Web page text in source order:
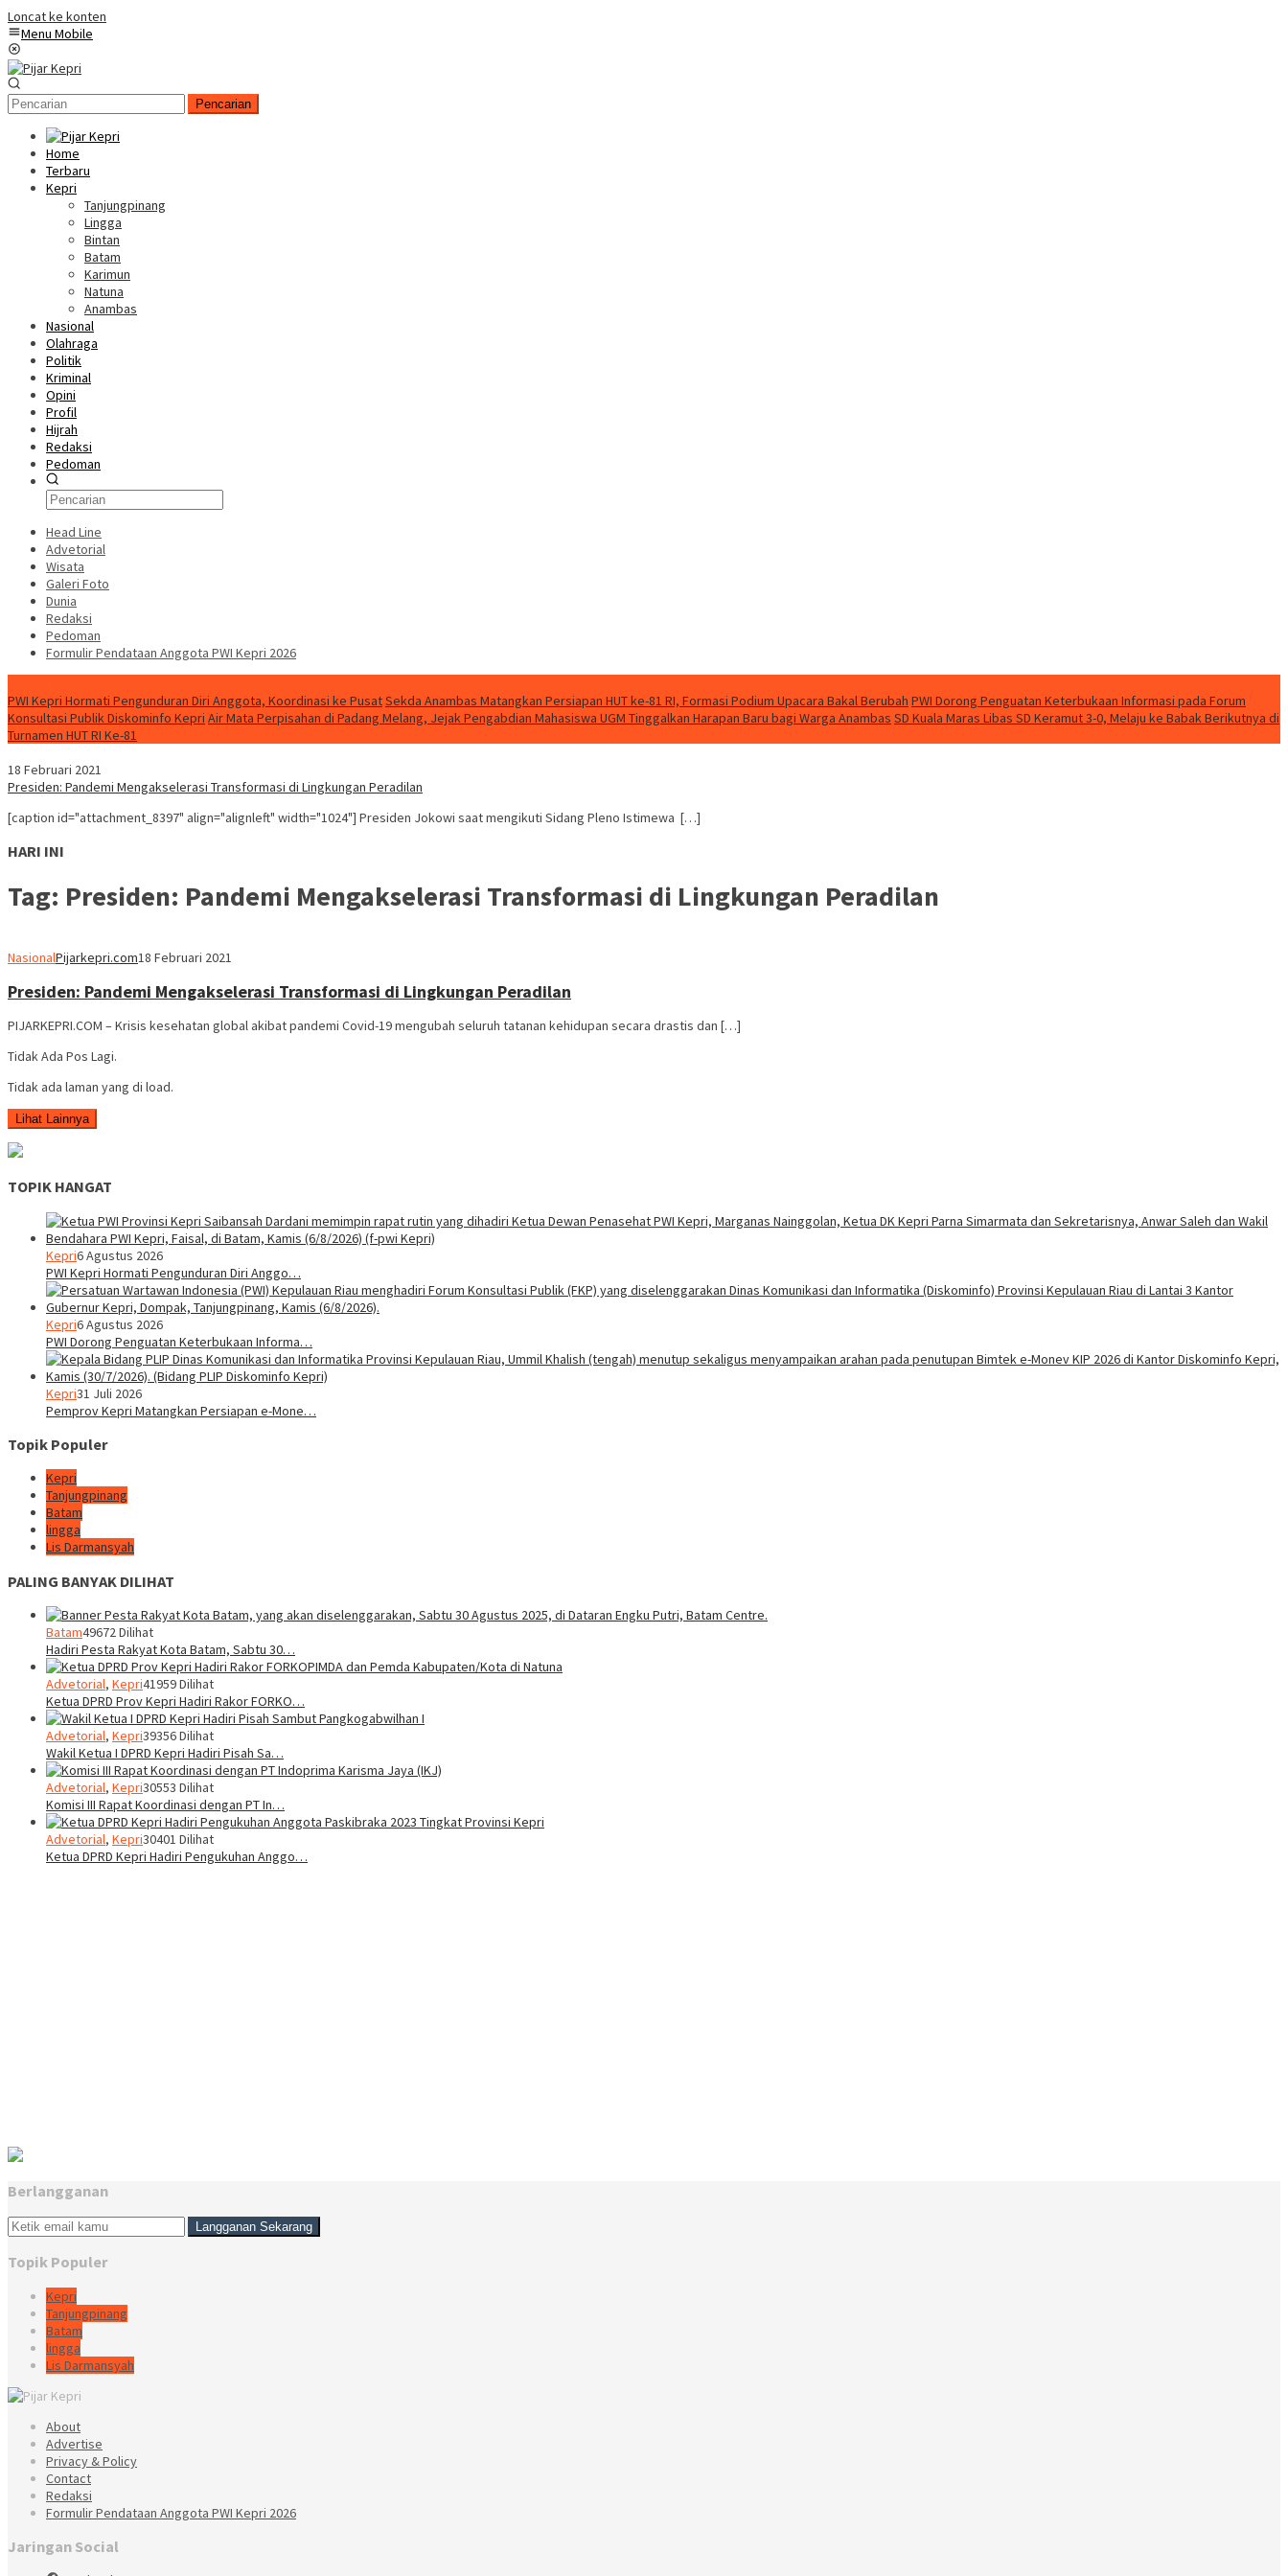
Loncat ke konten
Menu Mobile
Pencarian
Home
Terbaru
Kepri
Tanjungpinang
Lingga
Bintan
Batam
Karimun
Natuna
Anambas
Nasional
Olahraga
Politik
Kriminal
Opini
Profil
Hijrah
Redaksi
Pedoman
Head Line
Advetorial
Wisata
Galeri Foto
Dunia
Redaksi
Pedoman
Formulir Pendataan Anggota PWI Kepri 2026
PWI Kepri Hormati Pengunduran Diri Anggota, Koordinasi ke PusatSekda Anambas Matangkan Persiapan HUT ke-81 RI, Formasi Podium Upacara Bakal Berubah PWI Dorong Penguatan Keterbukaan Informasi pada Forum
Konsultasi Publik Diskominfo Kepri Air Mata Perpisahan di Padang Melang, Jejak Pengabdian Mahasiswa UGM Tinggalkan Harapan Baru bagi Warga Anambas SD Kuala Maras Libas SD Keramut 3-0, Melaju ke Babak Berikutnya di
Turnamen HUT RI Ke-81
18 Februari 2021
Presiden: Pandemi Mengakselerasi Transformasi di Lingkungan Peradilan
[caption id="attachment_8397" align="alignleft" width="1024"] Presiden Jokowi saat mengikuti Sidang Pleno Istimewa […]
HARI INI
Tag: Presiden: Pandemi Mengakselerasi Transformasi di Lingkungan Peradilan
NasionalPijarkepri.com18 Februari 2021
Presiden: Pandemi Mengakselerasi Transformasi di Lingkungan Peradilan
PIJARKEPRI.COM – Krisis kesehatan global akibat pandemi Covid-19 mengubah seluruh tatanan kehidupan secara drastis dan […]
Tidak Ada Pos Lagi.
Tidak ada laman yang di load.
Lihat Lainnya
TOPIK HANGAT
Kepri6 Agustus 2026
PWI Kepri Hormati Pengunduran Diri Anggo…
Kepri6 Agustus 2026
PWI Dorong Penguatan Keterbukaan Informa…
Kepri31 Juli 2026
Pemprov Kepri Matangkan Persiapan e-Mone…
Topik Populer
Kepri
Tanjungpinang
Batam
lingga
Lis Darmansyah
PALING BANYAK DILIHAT
Batam49672 Dilihat
Hadiri Pesta Rakyat Kota Batam, Sabtu 30…
Advetorial, Kepri41959 Dilihat
Ketua DPRD Prov Kepri Hadiri Rakor FORKO…
Advetorial, Kepri39356 Dilihat
Wakil Ketua I DPRD Kepri Hadiri Pisah Sa…
Advetorial, Kepri30553 Dilihat
Komisi III Rapat Koordinasi dengan PT In…
Advetorial, Kepri30401 Dilihat
Ketua DPRD Kepri Hadiri Pengukuhan Anggo…
Berlangganan
Topik Populer
Kepri
Tanjungpinang
Batam
lingga
Lis Darmansyah
About
Advertise
Privacy & Policy
Contact
Redaksi
Formulir Pendataan Anggota PWI Kepri 2026
Jaringan Social